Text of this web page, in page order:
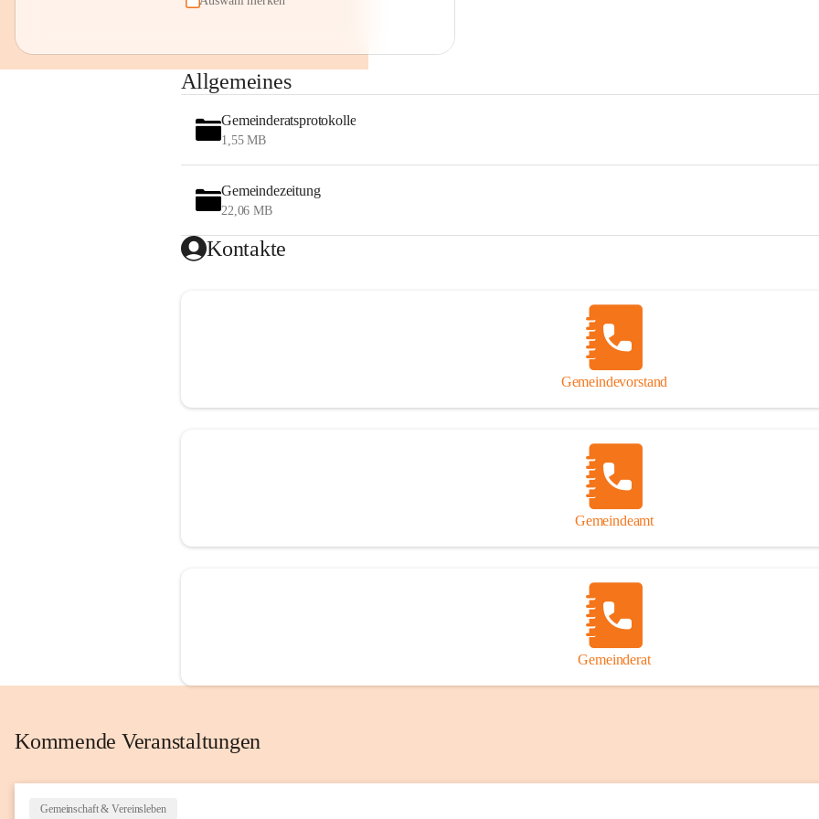
Allgemeines
Gemeinderatsprotokolle
1,55 MB
Gemeindezeitung
22,06 MB
Kontakte
Gemeindevorstand
Gemeindeamt
Gemeinderat
Kommende Veranstaltungen
Gemeinschaft & Vereinsleben